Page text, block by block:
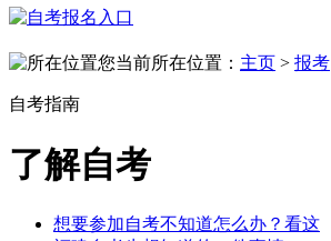
您当前所在位置： 主页 > 报考
自考指南
了解自考
想要参加自考不知道怎么办？看这